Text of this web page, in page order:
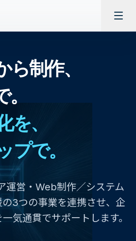
制作、
、
プで。
運営・Web制作／システム
3つの事業を連携させ、企
気通貫でサポートします。